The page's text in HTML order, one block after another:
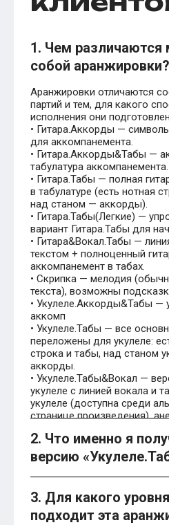
1. Чем
собой аранжировки?
Аранжировки отличаются
партий и тем, для какого
исполнения они
• Гитара.Аккорды —
для аккомпанемента.
• Гитара.Аккорды&Табы —
табулатура аккомпанемента.
• Гитара.Табы — полная
в табулатуре (есть нотная
над станом — аккорды).
• Гитара.Табы(Легкие) —
вариант Гитара.Табы для
• Гитара&Вокал.Табы —
текстом + полноценный
аккомпанемент в табах.
• Скрипка — мелодия
текста), возможны
• Укулеле.Аккорды&Табы —
аккомп
• Укулеле.Табы — все
переложены для укулеле:
строка и табы, над станом
аккорды.
• Укулеле.Табы&Вокал —
укулеле с линией вокала и
укулеле (доступна среди
странице произведения).
включена.
2. Что именно я
версию
3. Для какого
подходит эта